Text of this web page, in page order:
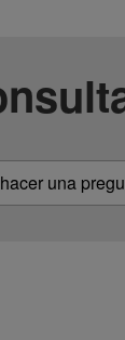
una